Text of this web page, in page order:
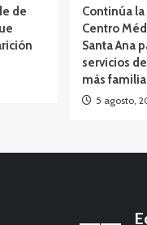
de
Continúa
Centro
Santa Ana
servicios
más
5 agosto,
y Troyanos